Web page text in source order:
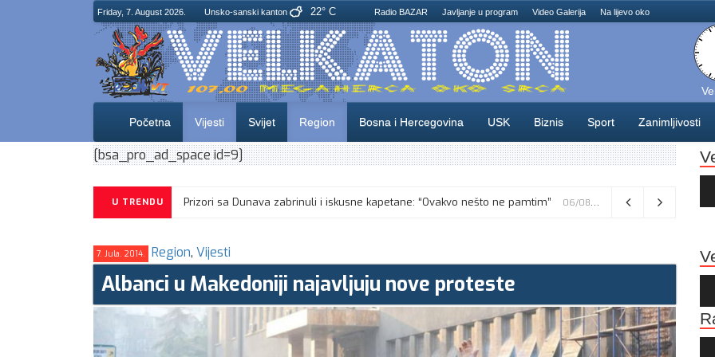
Friday, 7. August 2026. Unsko-sanski kanton 22° C Radio BAZAR Javljanje u program Video Galerija Na lijevo oko
Početna Vijesti Svijet Region Bosna i Hercegovina USK Biznis Sport Zanimljivosti
[bsa_pro_ad_space id=9]
U TRENDU Vance kaže da će pregovori s Iranom potrajati, odbacio navode o sukobu s Netanyahuom 06/08/2026
7. Jula. 2014. Region, Vijesti
Albanci u Makedoniji najavljuju nove proteste